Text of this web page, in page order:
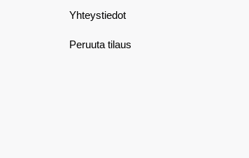
Yhteystiedot
Peruuta tilaus